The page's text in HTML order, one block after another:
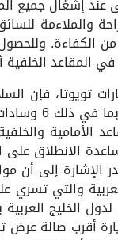
والملاءمة
من الكفاءة.
المقاعد الخلفية
تويوتا، فإن
أقصى
الأمامية
الانطلاق على
الإشارة إلى
والتي تسري
الخليج
أقرب صالة عرض